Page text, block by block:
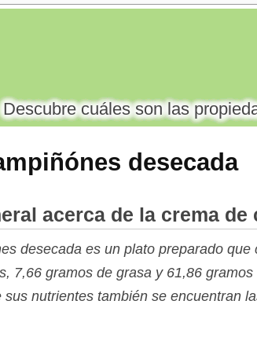
desecada
Descubre cuáles son las
acerca de la crema de
desecada es un plato preparado
7,66 gramos de grasa y 61,86
nutrientes también se encuentran